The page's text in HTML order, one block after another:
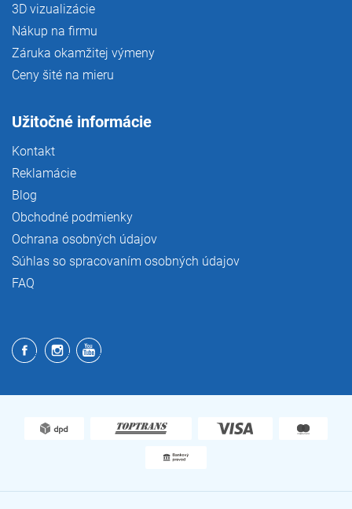
3D vizualizácie
Nákup na firmu
Záruka okamžitej výmeny
Ceny šité na mieru
Užitočné informácie
Kontakt
Reklamácie
Blog
Obchodné podmienky
Ochrana osobných údajov
Súhlas so spracovaním osobných údajov
FAQ